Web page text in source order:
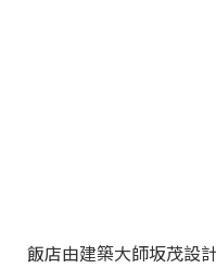
飯店由建築大師坂茂設